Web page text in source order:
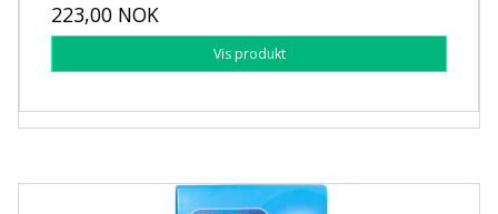
223,00 NOK
Vis produkt